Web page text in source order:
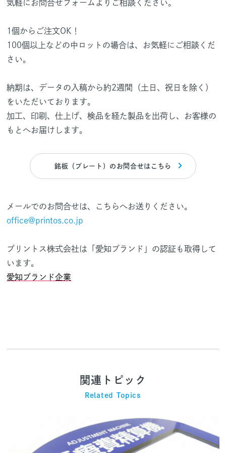
気軽にお問合せフォームよりご相談ください。
1個からご注文OK！
100個以上などの中ロットの場合は、お気軽にご相談くだ
さい。
納期は、データの入稿から約2週間（土日、祝日を除く）
をいただいております。
加工、印刷、仕上げ、検品を経た製品を出荷し、お客様の
もとへお届けします。
銘板（プレート）のお問合せはこちら
メールでのお問合せは、こちらへお送りください。
office@printos.co.jp
プリントス株式会社は「愛知ブランド」の認証も取得して
います。
愛知ブランド企業
関連トピック
Related Topics